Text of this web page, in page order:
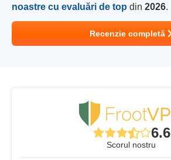
noastre cu evaluări de top din 2026.
Recenzie completă
6.6
Scorul nostru